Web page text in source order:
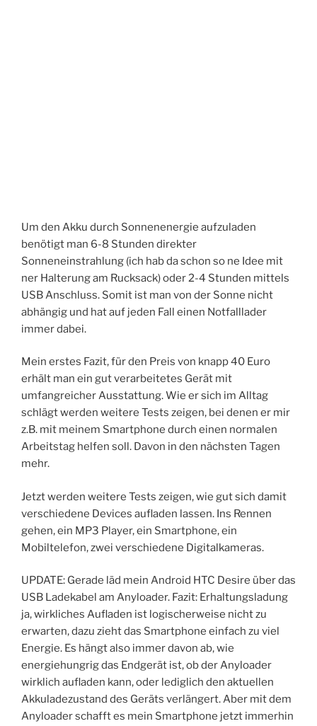
Um den Akku durch Sonnenenergie aufzuladen
benötigt man 6-8 Stunden direkter
Sonneneinstrahlung (ich hab da schon so ne Idee mit
ner Halterung am Rucksack) oder 2-4 Stunden mittels
USB Anschluss. Somit ist man von der Sonne nicht
abhängig und hat auf jeden Fall einen Notfalllader
immer dabei.
Mein erstes Fazit, für den Preis von knapp 40 Euro
erhält man ein gut verarbeitetes Gerät mit
umfangreicher Ausstattung. Wie er sich im Alltag
schlägt werden weitere Tests zeigen, bei denen er mir
z.B. mit meinem Smartphone durch einen normalen
Arbeitstag helfen soll. Davon in den nächsten Tagen
mehr.
Jetzt werden weitere Tests zeigen, wie gut sich damit
verschiedene Devices aufladen lassen. Ins Rennen
gehen, ein MP3 Player, ein Smartphone, ein
Mobiltelefon, zwei verschiedene Digitalkameras.
UPDATE: Gerade läd mein Android HTC Desire über das
USB Ladekabel am Anyloader. Fazit: Erhaltungsladung
ja, wirkliches Aufladen ist logischerweise nicht zu
erwarten, dazu zieht das Smartphone einfach zu viel
Energie. Es hängt also immer davon ab, wie
energiehungrig das Endgerät ist, ob der Anyloader
wirklich aufladen kann, oder lediglich den aktuellen
Akkuladezustand des Geräts verlängert. Aber mit dem
Anyloader schafft es mein Smartphone jetzt immerhin